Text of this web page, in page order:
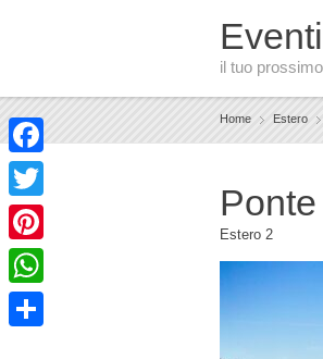
il tuo
Home Estero
Estero 2
Facebook
Twitter
Pinterest
WhatsApp